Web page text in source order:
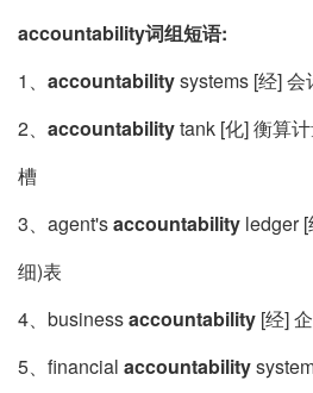
accountability词组短语:
1、 accountabilitysystems [经] 会
2、 accountabilitytank [化] 衡算
槽
3、agent'saccountability ledger
细)表
4、businessaccountability [经]
5、financial accountability